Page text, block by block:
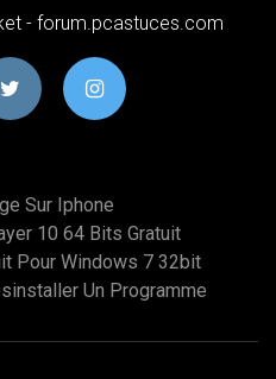
- forum.pcastuces.com
Sur Iphone
10 64 Bits Gratuit
Pour Windows 7 32bit
Un Programme